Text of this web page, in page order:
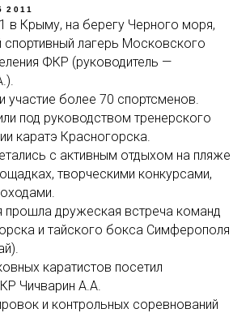
2011
в Крыму, на берегу Черного моря,
спортивный лагерь Московского
ФКР (руководитель —
участие более 70 спортсменов.
под руководством тренерского
каратэ Красногорска.
с активным отдыхом на пляже
творческими конкурсами,
прошла дружеская встреча команд
и тайского бокса Симферополя
каратистов посетил
Чичварин А.А.
и контрольных соревнований